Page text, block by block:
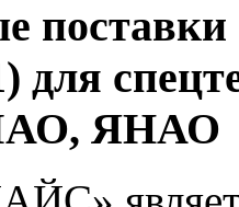
для
ЯНАО